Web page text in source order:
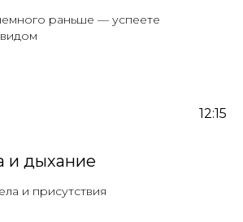
раньше — успеете
12:15
и дыхание
и присутствия